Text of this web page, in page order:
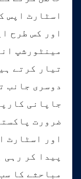
اسٹارٹ اپس
اور کس طرح
مینٹورشپ
تیار کرتے
دوسری جانب
جاپانی
ضرورت
اور اسٹارٹ
پیدا کر رہی
مباحثے کا